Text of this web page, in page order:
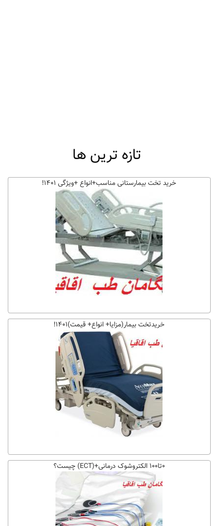
تازه ترین ها
خرید تخت بیمارستانی مناسب+انواع +ویژگی ۱۴۰۱!
خریدتخت بیمار(مزایا+ انواع+ قیمت)۱۴۰۱!
۰تا۱۰۰ الکتروشوک درمانی+(ECT) چیست؟